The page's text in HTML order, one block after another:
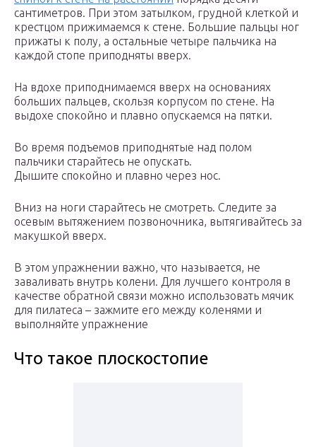
сантиметров. При этом затылком, грудной клеткой и
крестцом прижимаемся к стене. Большие пальцы ног
прижаты к полу, а остальные четыре пальчика на
каждой стопе приподняты вверх.
На вдохе приподнимаемся вверх на основаниях
больших пальцев, скользя корпусом по стене. На
выдохе спокойно и плавно опускаемся на пятки.
Во время подъемов приподнятые над полом
пальчики старайтесь не опускать.
Дышите спокойно и плавно через нос.
Вниз на ноги старайтесь не смотреть. Следите за
осевым вытяжением позвоночника, вытягивайтесь за
макушкой вверх.
В этом упражнении важно, что называется, не
заваливать внутрь колени. Для лучшего контроля в
качестве обратной связи можно использовать мячик
для пилатеса – зажмите его между коленями и
выполняйте упражнение
Что такое плоскостопие